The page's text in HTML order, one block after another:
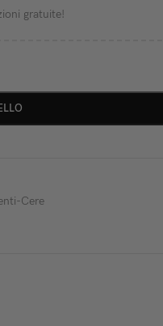
gratuite!
Cere